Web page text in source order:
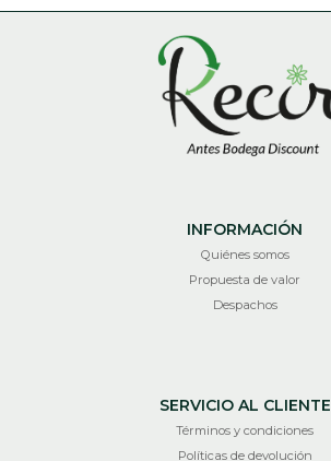
INFORMACIÓN
Quiénes somos
Propuesta de valor
Despachos
SERVICIO AL CLIENTE
Términos y condiciones
Políticas de devolución